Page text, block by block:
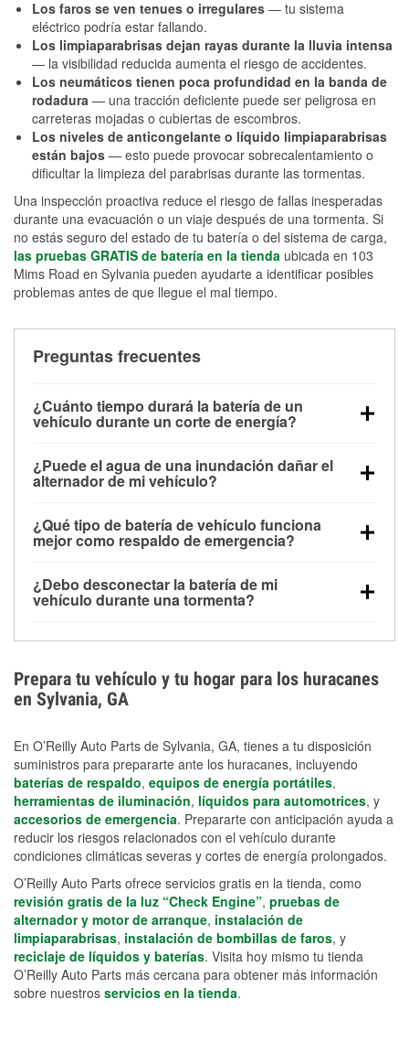
Los faros se ven tenues o irregulares — tu sistema
eléctrico podría estar fallando.
Los limpiaparabrisas dejan rayas durante la lluvia intensa
— la visibilidad reducida aumenta el riesgo de accidentes.
Los neumáticos tienen poca profundidad en la banda de
rodadura — una tracción deficiente puede ser peligrosa en
carreteras mojadas o cubiertas de escombros.
Los niveles de anticongelante o líquido limpiaparabrisas
están bajos — esto puede provocar sobrecalentamiento o
dificultar la limpieza del parabrisas durante las tormentas.
Una inspección proactiva reduce el riesgo de fallas inesperadas
durante una evacuación o un viaje después de una tormenta. Si
no estás seguro del estado de tu batería o del sistema de carga,
las pruebas GRATIS de batería en la tienda ubicada en 103
Mims Road en Sylvania pueden ayudarte a identificar posibles
problemas antes de que llegue el mal tiempo.
Preguntas frecuentes
¿Cuánto tiempo durará la batería de un
vehículo durante un corte de energía?
alimentar pequeños accesorios durante un tiempo
limitado, pero el uso repetido sin conducir el vehículo
contar con un equipo de carga de respaldo para
cortes prolongados.
¿Puede el agua de una inundación dañar el
alternador de mi vehículo?
parte baja del compartimento del motor y pueden
dañarse si se sumergen, lo que puede provocar una
días después de la exposición.
¿Qué tipo de batería de vehículo funciona
mejor como respaldo de emergencia?
para aplicaciones de ciclo profundo porque son
selladas, resistentes a las vibraciones y más
¿Debo desconectar la batería de mi
vehículo durante una tormenta?
los daños por inundación. Evitar el agua estancada y
preparar opciones de carga de respaldo son
medidas de protección más efectivas.
Prepara tu vehículo y tu hogar para los huracanes
en Sylvania, GA
En O’Reilly Auto Parts de Sylvania, GA, tienes a tu disposición
suministros para prepararte ante los huracanes, incluyendo
baterías de respaldo, equipos de energía portátiles,
herramientas de iluminación, líquidos para automotrices, y
accesorios de emergencia. Prepararte con anticipación ayuda a
reducir los riesgos relacionados con el vehículo durante
condiciones climáticas severas y cortes de energía prolongados.
O’Reilly Auto Parts ofrece servicios gratis en la tienda, como
revisión gratis de la luz “Check Engine”, pruebas de
alternador y motor de arranque, instalación de
limpiaparabrisas, instalación de bombillas de faros, y
reciclaje de líquidos y baterías. Visita hoy mismo tu tienda
O’Reilly Auto Parts más cercana para obtener más información
sobre nuestros servicios en la tienda.